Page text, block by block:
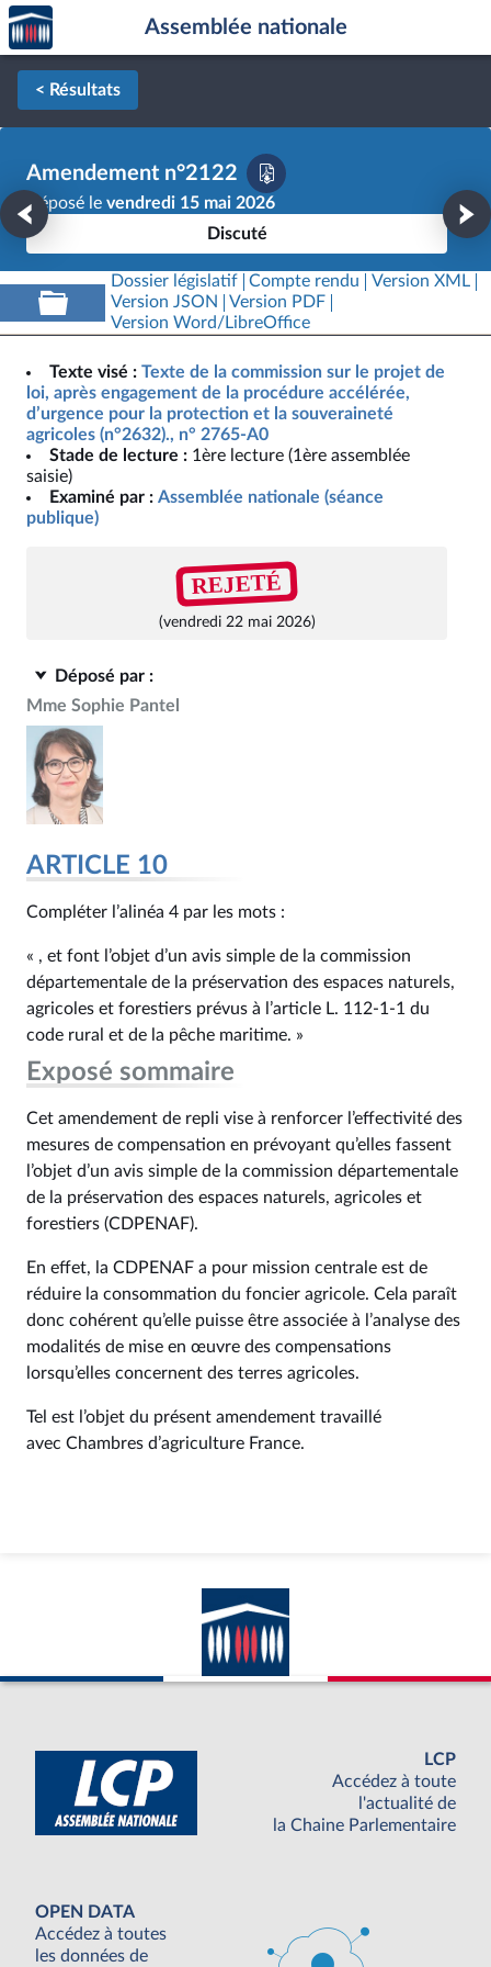
Aller au contenu
Aller en bas de la page
Accèder
à la
page
d'accueil
Assemblée nationale
< Résultats
Amendement n°2122
Déposé le vendredi 15 mai 2026
Discuté
Dossier législatif Compte rendu
Version XML
Version JSON
Version PDF
Version Word/LibreOffice
Texte visé : Texte de la commission sur le projet de
loi, après engagement de la procédure accélérée,
d’urgence pour la protection et la souveraineté
agricoles (n°2632)., n° 2765-A0
Stade de lecture : 1ère lecture (1ère assemblée
saisie)
Examiné par : Assemblée nationale (séance
publique)
REJETÉ
(vendredi 22 mai 2026)
Déposé par :
Mme Sophie Pantel
ARTICLE 10
Compléter l’alinéa 4 par les mots :
« , et font l’objet d’un avis simple de la commission
départementale de la préservation des espaces naturels,
agricoles et forestiers prévus à l’article L. 112‑1-1 du
code rural et de la pêche maritime. »
Exposé sommaire
Cet amendement de repli vise à renforcer l’effectivité des
mesures de compensation en prévoyant qu’elles fassent
l’objet d’un avis simple de la commission départementale
de la préservation des espaces naturels, agricoles et
forestiers (CDPENAF).
En effet, la CDPENAF a pour mission centrale est de
réduire la consommation du foncier agricole. Cela paraît
donc cohérent qu’elle puisse être associée à l’analyse des
modalités de mise en œuvre des compensations
lorsqu’elles concernent des terres agricoles.
Tel est l’objet du présent amendement travaillé
avec Chambres d’agriculture France.
LCP
Accédez à toute
l'actualité de
la Chaine Parlementaire
OPEN DATA
Accédez à toutes
les données de